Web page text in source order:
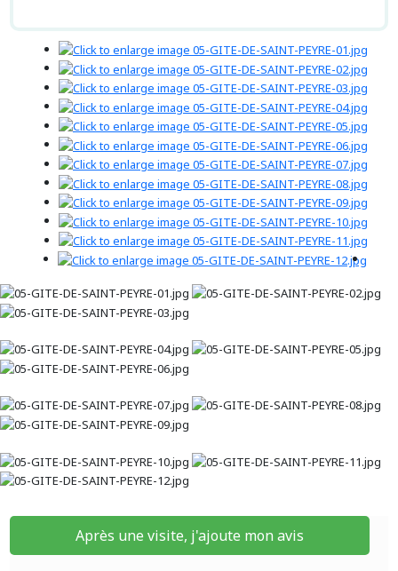
Après une visite, j'ajoute mon avis